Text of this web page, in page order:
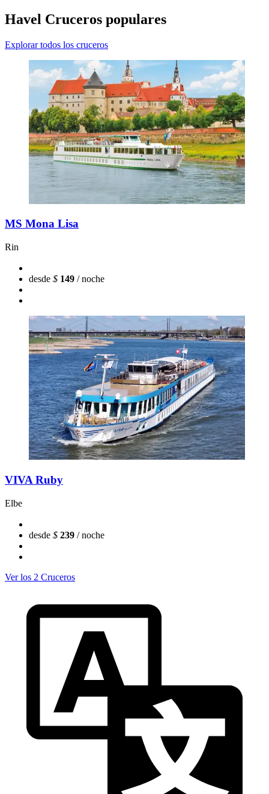
Havel Cruceros populares
Explorar todos los cruceros
MS Mona Lisa
Rin
desde $ 149 / noche
VIVA Ruby
Elbe
desde $ 239 / noche
Ver los 2 Cruceros